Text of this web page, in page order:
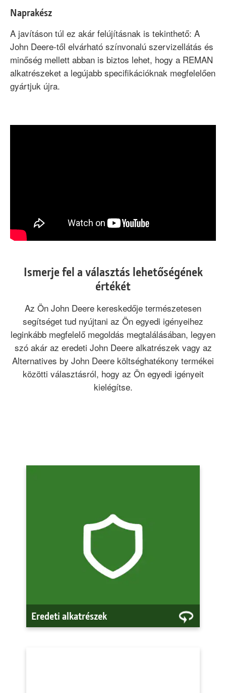
Naprakész
A javításon túl ez akár felújításnak is tekinthető: A
John Deere-től elvárható színvonalú szervizellátás és
minőség mellett abban is biztos lehet, hogy a REMAN
alkatrészeket a legújabb specifikációknak megfelelően
gyártjuk újra.
Ismerje fel a választás lehetőségének
értékét
Az Ön John Deere kereskedője természetesen
segítséget tud nyújtani az Ön egyedi igényeihez
leginkább megfelelő megoldás megtalálásában, legyen
szó akár az eredeti John Deere alkatrészek vagy az
Alternatives by John Deere költséghatékony termékei
közötti választásról, hogy az Ön egyedi igényeit
kielégítse.
Eredeti alkatrészek
ugyanolyanok, mint amilyeneket az Ön
gépébe beépítettek. Használja az
élettartam érdekében.